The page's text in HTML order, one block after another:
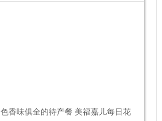
色香味俱全的待产餐 美福嘉儿每日花